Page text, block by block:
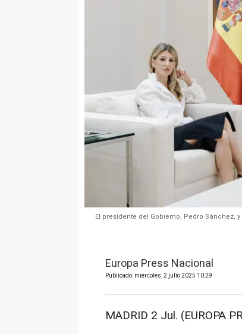
El presidente del Gobierno, Pedro Sánchez,
Europa Press Nacional
Publicado: miércoles, 2 julio 2025 10:29
MADRID 2 Jul. (EUROPA